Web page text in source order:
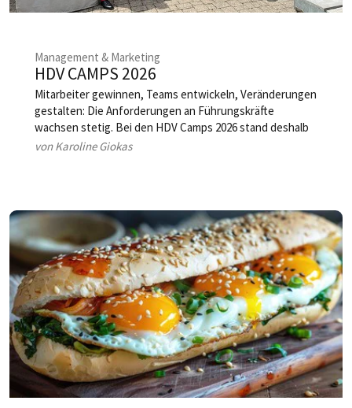
Management & Marketing
HDV CAMPS 2026
Mitarbeiter gewinnen, Teams entwickeln, Veränderungen
gestalten: Die Anforderungen an Führungskräfte
wachsen stetig. Bei den HDV Camps 2026 stand deshalb
die Frage im Mittelpunkt, was gute Führung heute
von Karoline Giokas